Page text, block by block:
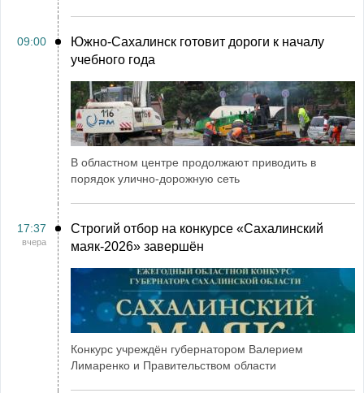
09:00
Южно-Сахалинск готовит дороги к началу
учебного года
В областном центре продолжают приводить в
порядок улично-дорожную сеть
17:37
вчера
Строгий отбор на конкурсе «Сахалинский
маяк‑2026» завершён
Конкурс учреждён губернатором Валерием
Лимаренко и Правительством области